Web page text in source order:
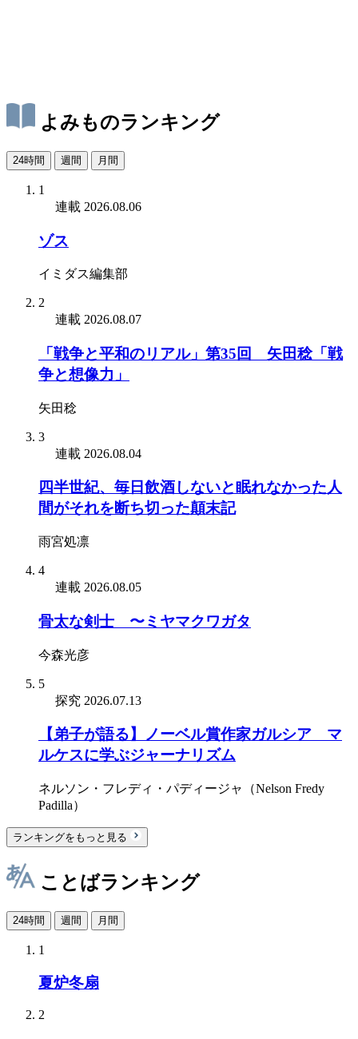
よみものランキング
24時間 週間 月間
1
連載 2026.08.06
ゾス
イミダス編集部
2
連載 2026.08.07
「戦争と平和のリアル」第35回 矢田稔「戦
争と想像力」
矢田稔
3
連載 2026.08.04
四半世紀、毎日飲酒しないと眠れなかった人
間がそれを断ち切った顛末記
雨宮処凛
4
連載 2026.08.05
骨太な剣士 〜ミヤマクワガタ
今森光彦
5
探究 2026.07.13
【弟子が語る】ノーベル賞作家ガルシア゠マ
ルケスに学ぶジャーナリズム
ネルソン・フレディ・パディージャ（Nelson Fredy
Padilla）
ランキングをもっと見る
ことばランキング
24時間 週間 月間
1
夏炉冬扇
2